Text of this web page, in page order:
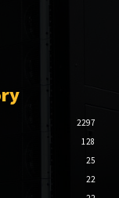
2297
128
25
22